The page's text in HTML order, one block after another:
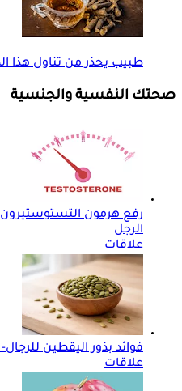
طبيب يحذر من تناول هذا
صحتك النفسية والجنسية
الرجل
علاقات
فوائد بذور اليقطين
علاقات